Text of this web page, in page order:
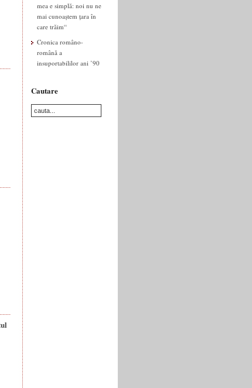
mea e simplă: noi nu ne
mai cunoaștem țara în
care trăim“
Cronica româno-
română a
insuportabililor ani ’90
Cautare